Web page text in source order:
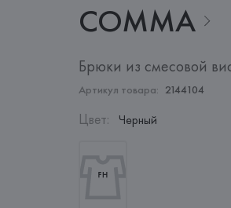
COMMA
Брюки из смесовой
Артикул товара: 2144104
Цвет: Черный